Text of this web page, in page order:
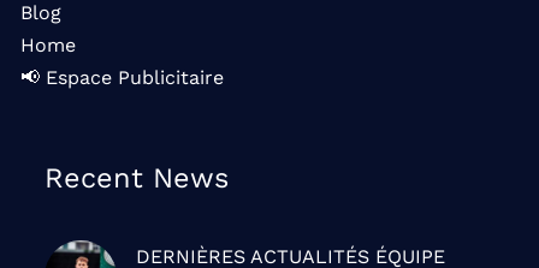
Blog
Home
📢 Espace Publicitaire
Recent News
DERNIÈRES ACTUALITÉS ÉQUIPE